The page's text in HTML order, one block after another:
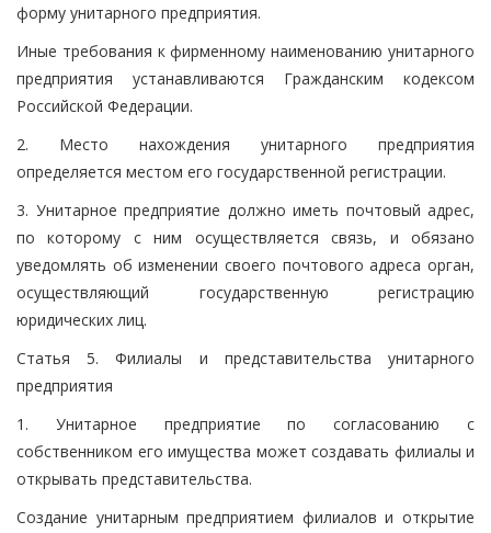
форму унитарного предприятия.
Иные требования к фирменному наименованию унитарного
предприятия устанавливаются Гражданским кодексом
Российской Федерации.
2. Место нахождения унитарного предприятия
определяется местом его государственной регистрации.
3. Унитарное предприятие должно иметь почтовый адрес,
по которому с ним осуществляется связь, и обязано
уведомлять об изменении своего почтового адреса орган,
осуществляющий государственную регистрацию
юридических лиц.
Статья 5. Филиалы и представительства унитарного
предприятия
1. Унитарное предприятие по согласованию с
собственником его имущества может создавать филиалы и
открывать представительства.
Создание унитарным предприятием филиалов и открытие